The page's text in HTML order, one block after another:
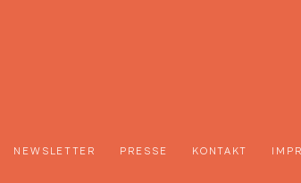
NEWSLETTER PRESSE KONTAKT